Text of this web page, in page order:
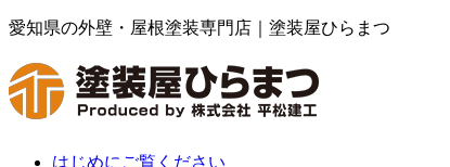
愛知県の外壁・屋根塗装専門店｜塗装屋ひらまつ
はじめにご覧ください